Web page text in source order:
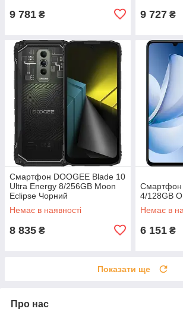
9 781 ₴ 9 727 ₴
Смартфон DOOGEE Blade 10
Ultra Energy 8/256GB Moon
Eclipse Чорний
Немає в наявності
8 835 ₴
Смартфон
4/128GB
Немає в
6 151 ₴
Показати ще
Про нас